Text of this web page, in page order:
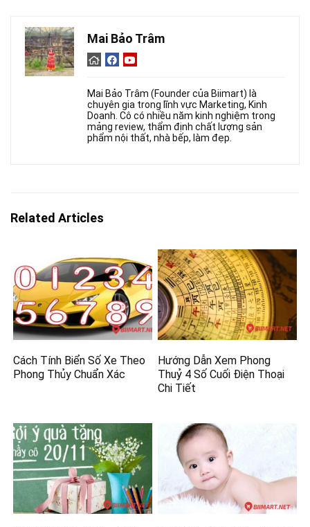
Mai Bảo Trâm
Mai Bảo Trâm (Founder của Biimart) là
chuyên gia trong lĩnh vực Marketing, Kinh
Doanh. Cô có nhiều năm kinh nghiệm trong
mảng review, thẩm định chất lượng sản
phẩm nội thất, nhà bếp, làm đẹp.
Related Articles
Cách Tính Biển Số Xe Theo
Phong Thủy Chuẩn Xác
Hướng Dẫn Xem Phong
Thuỷ 4 Số Cuối Điện Thoại
Chi Tiết